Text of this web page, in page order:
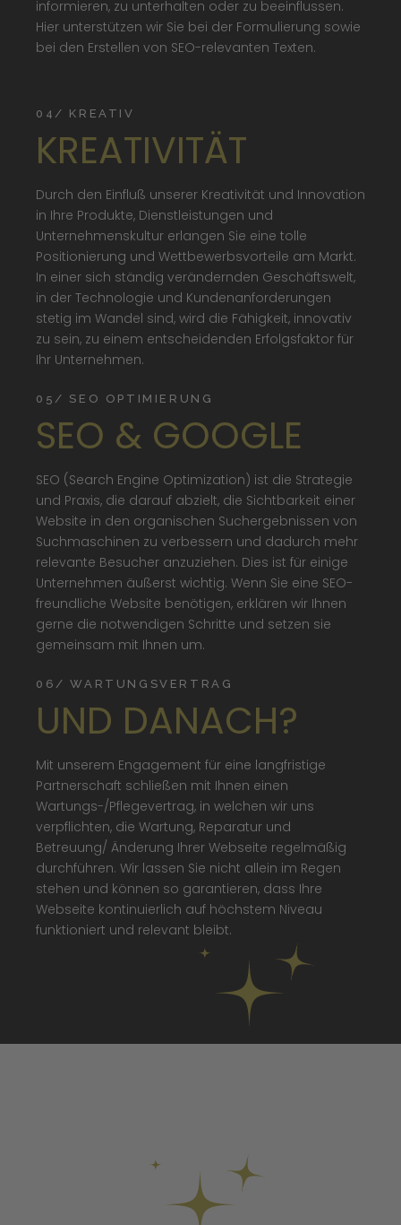
informieren, zu unterhalten oder zu beeinflussen.
Hier unterstützen wir Sie bei der Formulierung sowie
bei den Erstellen von SEO-relevanten Texten.
04/ KREATIV
KREATIVITÄT
Durch den Einfluß unserer Kreativität und Innovation
in Ihre Produkte, Dienstleistungen und
Unternehmenskultur erlangen Sie eine tolle
Positionierung und Wettbewerbsvorteile am Markt.
In einer sich ständig verändernden Geschäftswelt,
in der Technologie und Kundenanforderungen
stetig im Wandel sind, wird die Fähigkeit, innovativ
zu sein, zu einem entscheidenden Erfolgsfaktor für
Ihr Unternehmen.
05/ SEO OPTIMIERUNG
SEO & GOOGLE
SEO (Search Engine Optimization) ist die Strategie
und Praxis, die darauf abzielt, die Sichtbarkeit einer
Website in den organischen Suchergebnissen von
Suchmaschinen zu verbessern und dadurch mehr
relevante Besucher anzuziehen. Dies ist für einige
Unternehmen äußerst wichtig. Wenn Sie eine SEO-
freundliche Website benötigen, erklären wir Ihnen
gerne die notwendigen Schritte und setzen sie
gemeinsam mit Ihnen um.
06/ WARTUNGSVERTRAG
UND DANACH?
Mit unserem Engagement für eine langfristige
Partnerschaft schließen mit Ihnen einen
Wartungs-/Pflegevertrag, in welchen wir uns
verpflichten, die Wartung, Reparatur und
Betreuung/ Änderung Ihrer Webseite regelmäßig
durchführen. Wir lassen Sie nicht allein im Regen
stehen und können so garantieren, dass Ihre
Webseite kontinuierlich auf höchstem Niveau
funktioniert und relevant bleibt.